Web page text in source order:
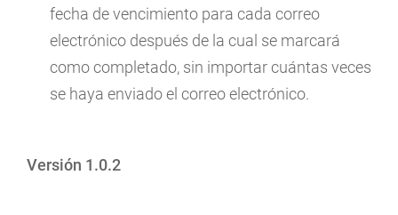
fecha de vencimiento para cada correo
electrónico después de la cual se marcará
como completado, sin importar cuántas veces
se haya enviado el correo electrónico.
Versión 1.0.2